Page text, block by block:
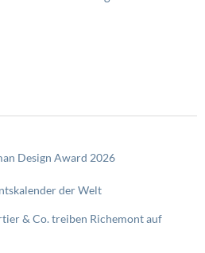
Design Award 2026
der Welt
& Co. treiben Richemont auf